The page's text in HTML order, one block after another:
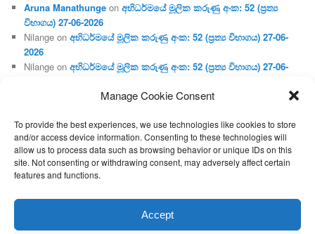
Manage Cookie Consent
To provide the best experiences, we use technologies like cookies to store
and/or access device information. Consenting to these technologies will
allow us to process data such as browsing behavior or unique IDs on this
site. Not consenting or withdrawing consent, may adversely affect certain
features and functions.
Accept
Aruna Manathunge onඅභිධර්මයේ මූලික කරුණු අංක: 52 (ප්‍ර‍ත්‍ය
විභාගය) 27-06-2026
Nilange onඅභිධර්මයේ මූලික කරුණු අංක: 52 (ප්‍ර‍ත්‍ය විභාගය) 27-06-
2026
Nilange onඅභිධර්මයේ මූලික කරුණු අංක: 52 (ප්‍ර‍ත්‍ය විභාගය) 27-06-
Aruna Manathungeonඅභිධර්මයේ මූලික කරුණු අංක: 46 (හෘදය,
Gunaratneonඅභිධර්මයේ මූලික කරුණු අංක: 46 (හෘදය, ජීවිත,
ආහාර රූප) 02-05-2026
Proudly powered by WordPress